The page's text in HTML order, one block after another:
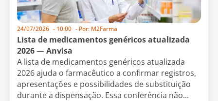
24/07/2026 - 10:00 - Por: M2Farma
Lista de medicamentos genéricos atualizada
2026 — Anvisa
A lista de medicamentos genéricos atualizada
2026 ajuda o farmacêutico a confirmar registros,
apresentações e possibilidades de substituição
durante a dispensação. Essa conferência não...